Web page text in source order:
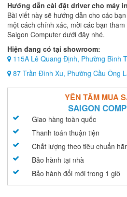
Hướng dẫn cài đặt driver cho máy
Bài viết này sẽ hướng dẫn cho các
một cách chính xác, mời các bạn
Saigon Computer dưới đây nhé.
Hiện đang có tại showroom:
115A Lê Quang Định, Phường Bình
87 Trần Đình Xu, Phường Cầu Ông
YÊN TÂM MUA
SAIGON
Giao hàng toàn quốc
Thanh toán thuận tiện
Chất lượng theo tiêu chuẩn
Bảo hành tại nhà
Bảo hành đổi mới trong 1 giờ